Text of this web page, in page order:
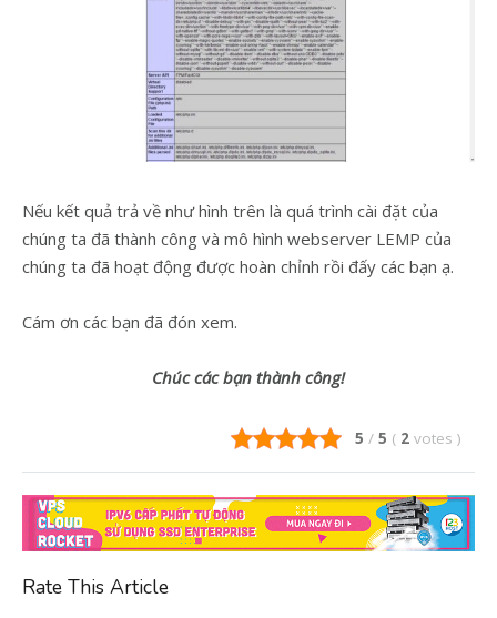
Nếu kết quả trả về như hình trên là quá trình cài đặt của
chúng ta đã thành công và mô hình webserver LEMP của
chúng ta đã hoạt động được hoàn chỉnh rồi đấy các bạn ạ.
Cám ơn các bạn đã đón xem.
Chúc các bạn thành công!
5 / 5 ( 2 votes )
Rate This Article